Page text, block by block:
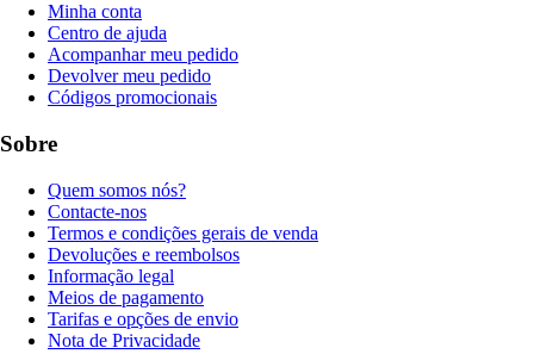
Minha conta
Centro de ajuda
Acompanhar meu pedido
Devolver meu pedido
Códigos promocionais
Sobre
Quem somos nós?
Contacte-nos
Termos e condições gerais de venda
Devoluções e reembolsos
Informação legal
Meios de pagamento
Tarifas e opções de envio
Nota de Privacidade